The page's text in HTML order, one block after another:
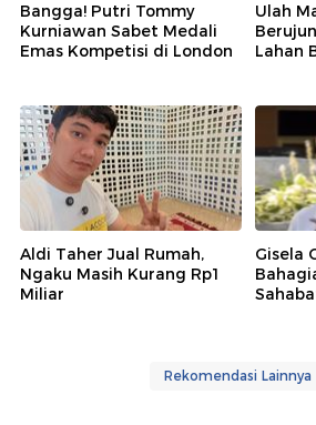
Bangga! Putri Tommy
Kurniawan Sabet Medali
Emas Kompetisi di London
Ulah
Lahan
Aldi Taher Jual Rumah,
Ngaku Masih Kurang Rp1
Miliar
Gisela
Rekomendasi Lainnya